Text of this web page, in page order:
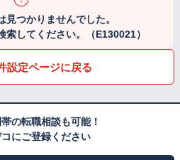
見つかりませんでした。
してください。（E130021）
設定ページに戻る
の転職相談も可能！
にご登録ください